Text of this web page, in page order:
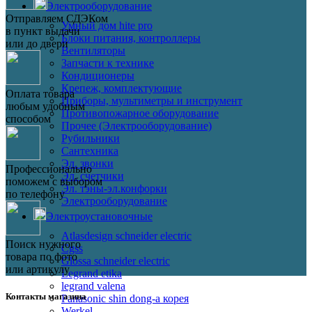
Электрооборудование
Умный дом hite pro
Блоки питания, контроллеры
Вентиляторы
Запчасти к технике
Кондиционеры
Крепеж, комплектующие
Приборы, мультиметры и инструмент
Противопожарное оборудование
Прочее (Электрооборудование)
Рубильники
Сантехника
Эл. звонки
Эл. счетчики
Эл. тэны-эл.конфорки
Электрооборудование
Электроустановочные
Atlasdesign schneider electric
Cgss
Glossa schneider electric
Legrand etika
legrand valena
Panasonic shin dong-a корея
Отправляем СДЭКом
в пункт выдачи
или до двери
Оплата товара
любым удобным
способом
Профессионально
поможем с выбором
по телефону
Поиск нужного
товара по фото
или артикулу
Контакты магазина